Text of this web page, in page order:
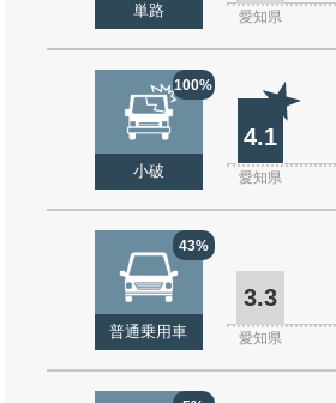
単路 愛知県
100%
小破
4.1
愛知県
43%
普通乗用車
3.3
愛知県